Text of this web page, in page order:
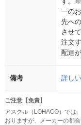
一の
先へ
させ
注文
配達
備考 詳し
ご注意【免責】
アスクル（LOHACO）では
おりますが、メーカーの都